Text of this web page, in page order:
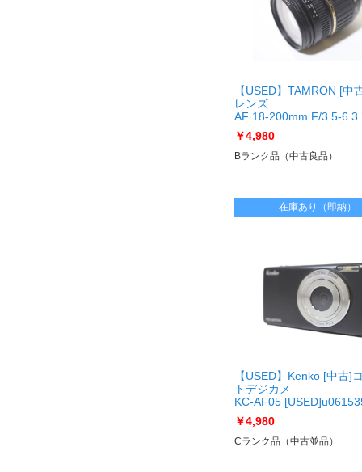
【USED】TAMRON [中
レンズ
AF 18-200mm F/3.5-
Di II LD Aspherical [IF]
ﾝﾀｯｸｽ AF)
[USED]u061602 AF 18-
￥4,980
Bランク品（中古良品）
在庫あり（即納）
【USED】Kenko [中古]
トデジカメ
KC-AF05
AF05
￥4,980
Cランク品（中古並品）